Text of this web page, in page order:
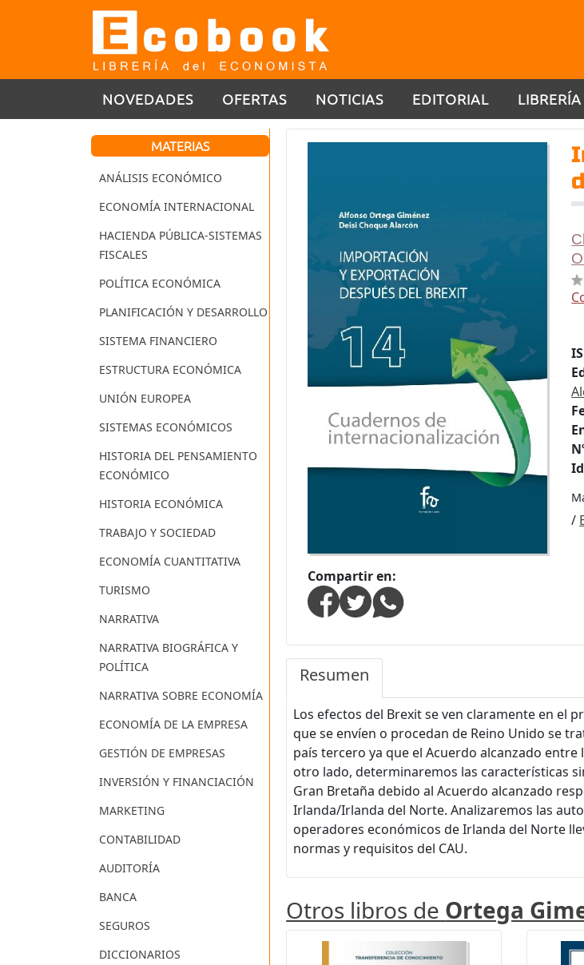
NOVEDADES OFERTAS NOTICIAS EDITORIAL LIBRERÍA
MATERIAS
ANÁLISIS ECONÓMICO
ECONOMÍA INTERNACIONAL
HACIENDA PÚBLICA-SISTEMAS
FISCALES
POLÍTICA ECONÓMICA
PLANIFICACIÓN Y DESARROLLO
SISTEMA FINANCIERO
ESTRUCTURA ECONÓMICA
UNIÓN EUROPEA
SISTEMAS ECONÓMICOS
HISTORIA DEL PENSAMIENTO
ECONÓMICO
HISTORIA ECONÓMICA
TRABAJO Y SOCIEDAD
ECONOMÍA CUANTITATIVA
TURISMO
NARRATIVA
NARRATIVA BIOGRÁFICA Y
POLÍTICA
NARRATIVA SOBRE ECONOMÍA
ECONOMÍA DE LA EMPRESA
GESTIÓN DE EMPRESAS
INVERSIÓN Y FINANCIACIÓN
MARKETING
CONTABILIDAD
AUDITORÍA
BANCA
SEGUROS
DICCIONARIOS
Compartir en:
/
Resumen
Los efectos del Brexit se ven claramente en el
que se envíen o procedan de Reino Unido se
país tercero ya que el Acuerdo alcanzado
otro lado, determinaremos las características
Gran Bretaña debido al Acuerdo alcanzado
Irlanda/Irlanda del Norte. Analizaremos las
operadores económicos de Irlanda del Norte
normas y requisitos del CAU.
Otros libros de Ortega